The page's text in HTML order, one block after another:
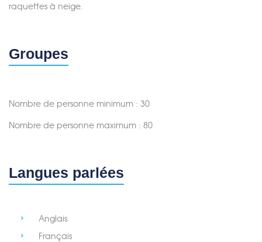
raquettes à neige.
Groupes
Nombre de personne minimum : 30
Nombre de personne maximum : 80
Langues parlées
Anglais
Français